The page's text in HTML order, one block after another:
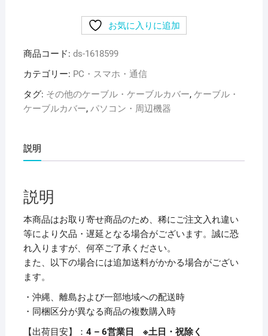
コ
ム
ー
ブ
ボ
ッ
(4
個
口)
EKC-
BOX002BK【×2
セ
ッ
ト】
個
お気に入りに追加
商品コード: ds-1618599
カテゴリー: PC・スマホ・通信
タグ: その他のケーブル・ケーブルカバー, ケーブル・
ケーブルカバー, パソコン・周辺機器
説明
説明
本商品はお取り寄せ商品のため、稀にご注文入れ違い
等により欠品・遅延となる場合がございます。誠に恐
れ入りますが、何卒ご了承ください。
また、以下の場合には追加送料がかかる場合がござい
ます。
・沖縄、離島および一部地域への配送時
・同梱区分が異なる商品の複数購入時
【出荷目安】： 4 – 6営業日 ※土日・祝除く